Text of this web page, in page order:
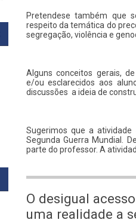
Pretende­se também que
respeito da temática do
segregação, violência e
Alguns conceitos gerais,
e/ou esclarecidos aos
discussões ­ a ideia de
Sugerimos que a
Segunda Guerra Mundial.
parte do professor. A
O desigual
uma realidade a